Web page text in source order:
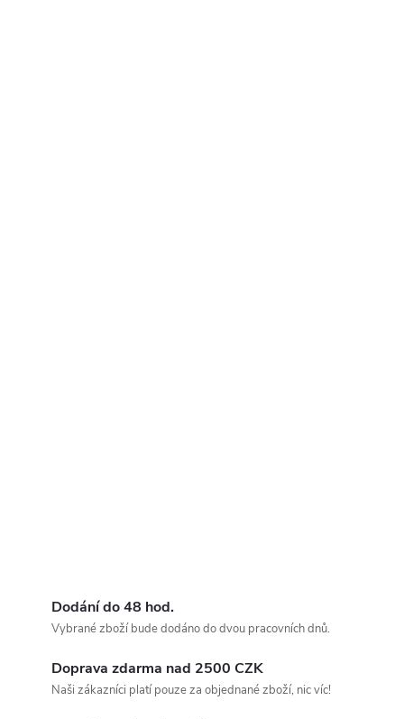
Dodání do 48 hod.
Vybrané zboží bude dodáno do dvou pracovních dnů.
Doprava zdarma nad 2500 CZK
Naši zákazníci platí pouze za objednané zboží, nic víc!